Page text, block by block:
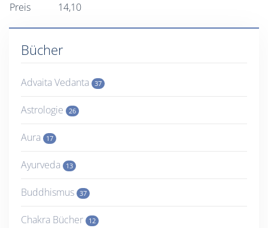
Preis
14,10
Bücher
Advaita Vedanta 37
Astrologie 26
Aura 17
Ayurveda 13
Buddhismus 37
Chakra Bücher 12